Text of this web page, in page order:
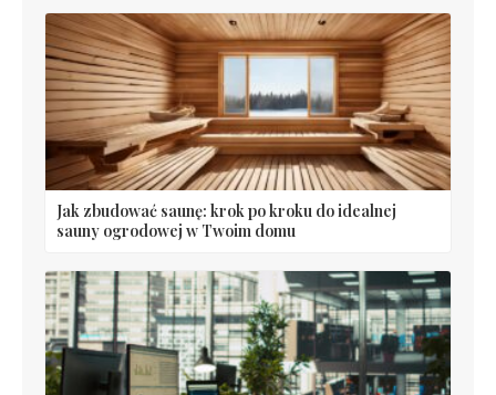
Jak zbudować saunę: krok po kroku do idealnej
sauny ogrodowej w Twoim domu